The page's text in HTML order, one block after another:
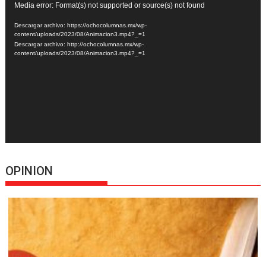
Reproductor
de
vídeo
Media error: Format(s) not supported or source(s) not found
Descargar archivo: https://ochocolumnas.mx/wp-
content/uploads/2023/08/Animacion3.mp4?_=1
Descargar archivo: http://ochocolumnas.mx/wp-
content/uploads/2023/08/Animacion3.mp4?_=1
OPINION